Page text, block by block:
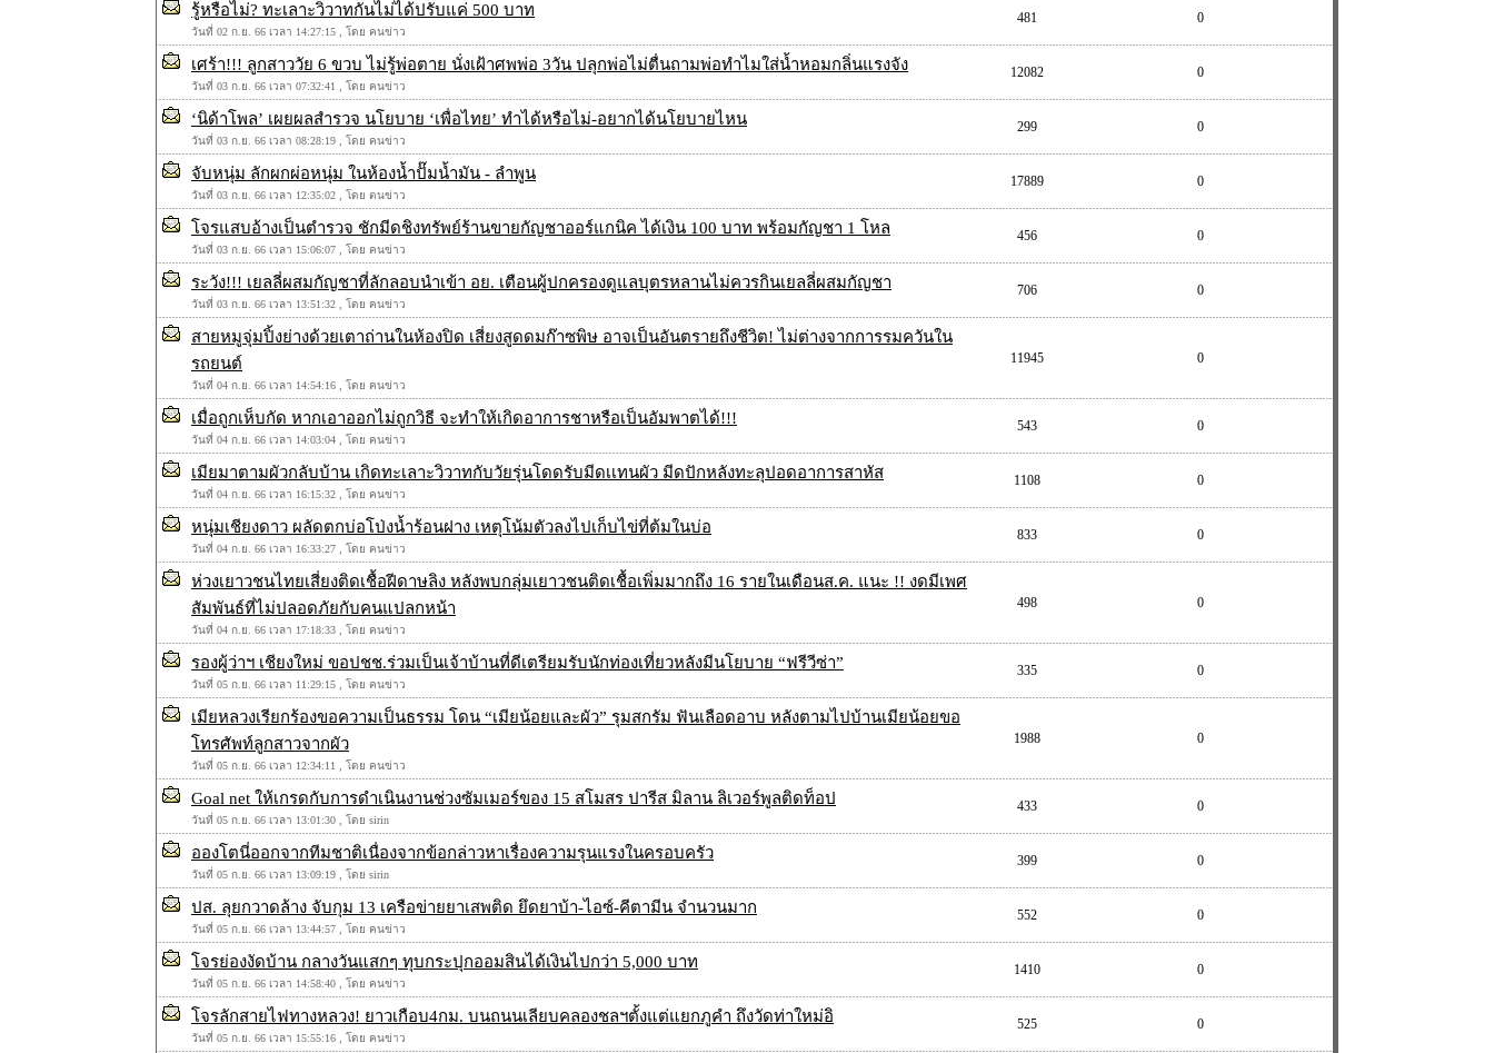
รู้หรือไม่? ทะเลาะวิวาทกันไม่ได้ปรับแค่ 500 บาท
วันที่ 02 ก.ย. 66 เวลา 14:27:15 , โดย คนข่าว
481 0
เศร้า!!! ลูกสาววัย 6 ขวบ ไม่รู้พ่อตาย นั่งเฝ้าศพพ่อ 3วัน ปลุกพ่อไม่ตื่นถามพ่อทำไมใส่น้ำหอมกลิ่นแรงจัง
วันที่ 03 ก.ย. 66 เวลา 07:32:41 , โดย คนข่าว
12082 0
‘นิด้าโพล’ เผยผลสำรวจ นโยบาย ‘เพื่อไทย’ ทำได้หรือไม่-อยากได้นโยบายไหน
วันที่ 03 ก.ย. 66 เวลา 08:28:19 , โดย คนข่าว
299 0
จับหนุ่ม ลักผกผ่อหนุ่ม ในห้องน้ำปั๊มน้ำมัน - ลำพูน
วันที่ 03 ก.ย. 66 เวลา 12:35:02 , โดย ตนข่าว
17889 0
โจรแสบอ้างเป็นตำรวจ ชักมีดชิงทรัพย์ร้านขายกัญชาออร์แกนิค ได้เงิน 100 บาท พร้อมกัญชา 1 โหล
วันที่ 03 ก.ย. 66 เวลา 15:06:07 , โดย คนข่าว
456 0
ระวัง!!! เยลลี่ผสมกัญชาที่ลักลอบนำเข้า อย. เตือนผู้ปกครองดูแลบุตรหลานไม่ควรกินเยลลี่ผสมกัญชา
วันที่ 03 ก.ย. 66 เวลา 13:51:32 , โดย คนข่าว
706 0
สายหมูจุ่มปิ้งย่างด้วยเตาถ่านในห้องปิด เสี่ยงสูดดมก๊าซพิษ อาจเป็นอันตรายถึงชีวิต! ไม่ต่างจากการรมควันใน
รถยนต์
วันที่ 04 ก.ย. 66 เวลา 14:54:16 , โดย คนข่าว
11945 0
เมื่อถูกเห็บกัด หากเอาออกไม่ถูกวิธี จะทำให้เกิดอาการชาหรือเป็นอัมพาตได้!!!
วันที่ 04 ก.ย. 66 เวลา 14:03:04 , โดย คนข่าว
543 0
เมียมาตามผัวกลับบ้าน เกิดทะเลาะวิวาทกับวัยรุ่นโดดรับมีดเเทนผัว มีดปักหลังทะลุปอดอาการสาหัส
วันที่ 04 ก.ย. 66 เวลา 16:15:32 , โดย คนข่าว
1108 0
หนุ่มเชียงดาว ผลัดตกบ่อโป่งน้ำร้อนฝาง เหตุโน้มตัวลงไปเก็บไข่ที่ต้มในบ่อ
วันที่ 04 ก.ย. 66 เวลา 16:33:27 , โดย คนข่าว
833 0
ห่วงเยาวชนไทยเสี่ยงติดเชื้อฝีดาษลิง หลังพบกลุ่มเยาวชนติดเชื้อเพิ่มมากถึง 16 รายในเดือนส.ค. แนะ !! งดมีเพศ
สัมพันธ์ที่ไม่ปลอดภัยกับคนแปลกหน้า
วันที่ 04 ก.ย. 66 เวลา 17:18:33 , โดย คนข่าว
498 0
รองผู้ว่าฯ เชียงใหม่ ขอปชช.ร่วมเป็นเจ้าบ้านที่ดีเตรียมรับนักท่องเที่ยวหลังมีนโยบาย “ฟรีวีซ่า”
วันที่ 05 ก.ย. 66 เวลา 11:29:15 , โดย คนข่าว
335 0
เมียหลวงเรียกร้องขอความเป็นธรรม โดน “เมียน้อยและผัว” รุมสกรัม ฟันเลือดอาบ หลังตามไปบ้านเมียน้อยขอ
โทรศัพท์ลูกสาวจากผัว
วันที่ 05 ก.ย. 66 เวลา 12:34:11 , โดย คนข่าว
1988 0
Goal net ให้เกรดกับการดำเนินงานช่วงซัมเมอร์ของ 15 สโมสร ปารีส มิลาน ลิเวอร์พูลติดท็อป
วันที่ 05 ก.ย. 66 เวลา 13:01:30 , โดย sirin
433 0
อองโตนี่ออกจากทีมชาติเนื่องจากข้อกล่าวหาเรื่องความรุนแรงในครอบครัว
วันที่ 05 ก.ย. 66 เวลา 13:09:19 , โดย sirin
399 0
ปส. ลุยกวาดล้าง จับกุม 13 เครือข่ายยาเสพติด ยึดยาบ้า-ไอซ์-คีตามีน จำนวนมาก
วันที่ 05 ก.ย. 66 เวลา 13:44:57 , โดย คนข่าว
552 0
โจรย่องงัดบ้าน กลางวันแสกๆ ทุบกระปุกออมสินได้เงินไปกว่า 5,000 บาท
วันที่ 05 ก.ย. 66 เวลา 14:58:40 , โดย คนข่าว
1410 0
โจรลักสายไฟทางหลวง! ยาวเกือบ4กม. บนถนนเลียบคลองชลฯตั้งแต่แยกภูคำ ถึงวัดท่าใหม่อิ
วันที่ 05 ก.ย. 66 เวลา 15:55:16 , โดย คนข่าว
525 0